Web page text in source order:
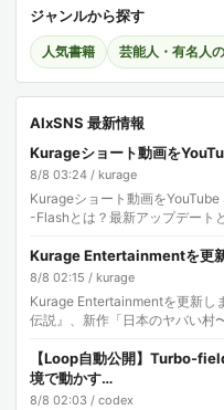
ジャンルから探す
人気書籍 芸能人・有名人
AIxSNS 最新情報
Kurageショート動画を
8/8 03:24 / kurage
Kurageショート動画を
-Flashとは？最新アップデート
Kurage Entertainmentを更新
8/8 02:15 / kurage
Kurage Entertainmentを更新し
伝説』、新作「日本のヤバい村
【Loop自動公開】Turbo-
境で動かす…
8/8 02:03 / codex